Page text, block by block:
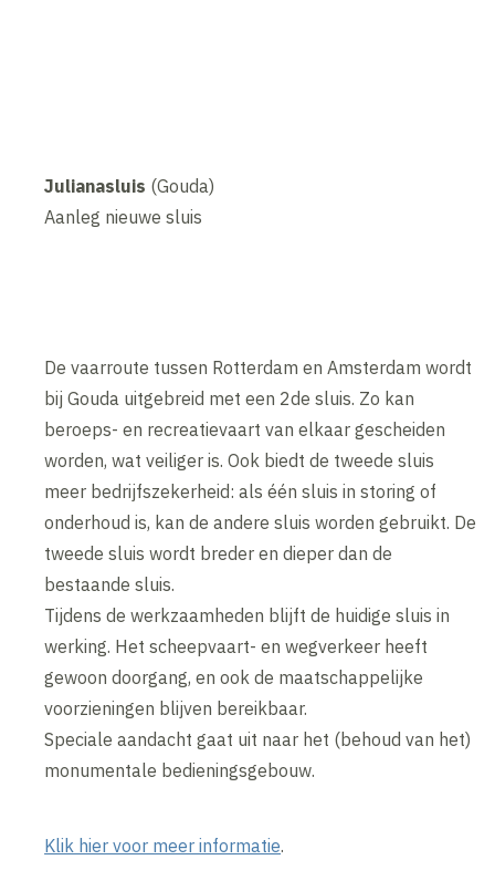
Julianasluis (Gouda)
Aanleg nieuwe sluis
De vaarroute tussen Rotterdam en Amsterdam wordt
bij Gouda uitgebreid met een 2de sluis. Zo kan
beroeps- en recreatievaart van elkaar gescheiden
worden, wat veiliger is. Ook biedt de tweede sluis
meer bedrijfszekerheid: als één sluis in storing of
onderhoud is, kan de andere sluis worden gebruikt. De
tweede sluis wordt breder en dieper dan de
bestaande sluis.
Tijdens de werkzaamheden blijft de huidige sluis in
werking. Het scheepvaart- en wegverkeer heeft
gewoon doorgang, en ook de maatschappelijke
voorzieningen blijven bereikbaar.
Speciale aandacht gaat uit naar het (behoud van het)
monumentale bedieningsgebouw.
Klik hier voor meer informatie.